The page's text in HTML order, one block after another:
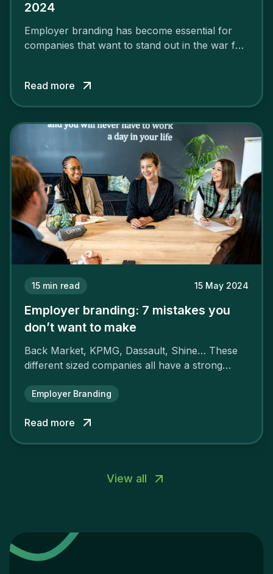
2024
Employer branding has become essential for
companies that want to stand out in the war for
attract the best profiles.
Read more
15 min read 15 May 2024
Employer branding: 7 mistakes you
don’t want to make
Back Market, KPMG, Dassault, Shine… These
different sized companies all have a strong
attractiveness and loyalty and makes their
Employer Branding
Read more
View all